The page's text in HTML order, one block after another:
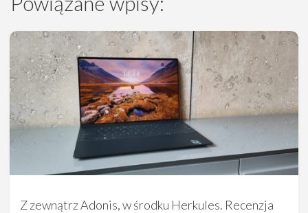
Z zewnątrz Adonis, w środku Herkules. Recenzja